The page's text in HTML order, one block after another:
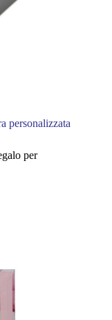
personalizzata
per